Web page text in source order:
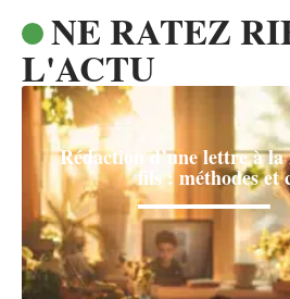
NE RATEZ
L'ACTU
Rédaction d’une lettre à la
fils : méthodes et